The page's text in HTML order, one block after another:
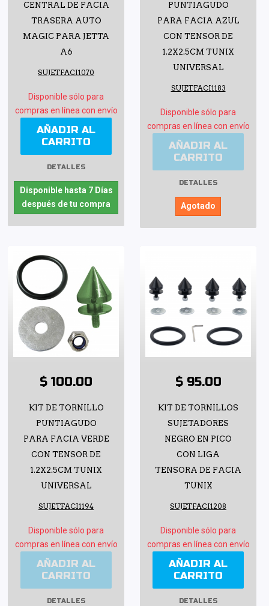
CENTRAL DE FACIA
TRASERA AUTO
MAGIC PARA JETTA
A6
SUJETFACI1070
Disponible sólo para
compras en línea con envío
AÑADIR AL
CARRITO
DETALLES
Disponible hasta 7 Días
después de tu compra
PUNTIAGUDO
PARA FACIA AZUL
CON TENSOR DE
1.2X2.5CM TUNIX
UNIVERSAL
SUJETFACI1183
Disponible sólo para
compras en línea con envío
AÑADIR AL
CARRITO
DETALLES
Agotado
$ 100.00
KIT DE TORNILLO
PUNTIAGUDO
PARA FACIA VERDE
CON TENSOR DE
1.2X2.5CM TUNIX
UNIVERSAL
SUJETFACI1194
Disponible sólo para
compras en línea con envío
AÑADIR AL
CARRITO
DETALLES
$ 95.00
KIT DE TORNILLOS
SUJETADORES
NEGRO EN PICO
CON LIGA
TENSORA DE FACIA
TUNIX
SUJETFACI1208
Disponible sólo para
compras en línea con envío
AÑADIR AL
CARRITO
DETALLES